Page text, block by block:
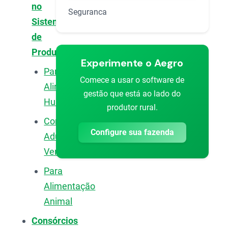
no
Sistema
de
Produção
Para
Alimentação
Humana
Como
Adubo
Verde
Para
Alimentação
Animal
Consórcios
Seguranca
Experimente o Aegro
Comece a usar o software de
gestão que está ao lado do
produtor rural.
Configure sua fazenda